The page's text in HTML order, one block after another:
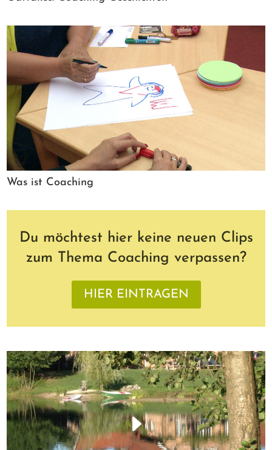
Was ist Coaching
Du möchtest hier keine neuen Clips
zum Thema Coaching verpassen?
HIER EINTRAGEN